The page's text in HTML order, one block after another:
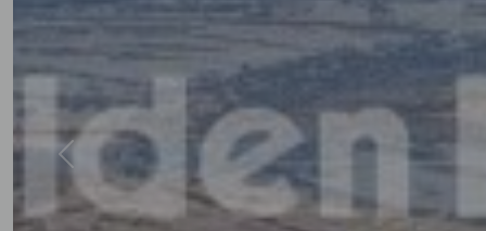
Previous